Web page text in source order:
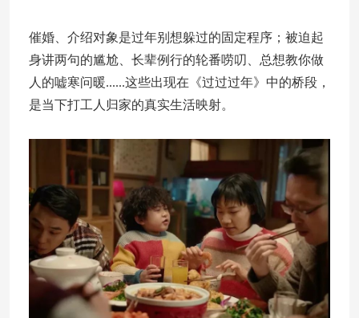
催婚、介绍对象是过年别想躲过的固定程序；被迫起
身讲两句的尴尬、长辈例行的轮番唠叨、总想教你做
人的嘘寒问暖......这些出现在《过过过年》中的桥段，
是当下打工人归家的真实生活映射。